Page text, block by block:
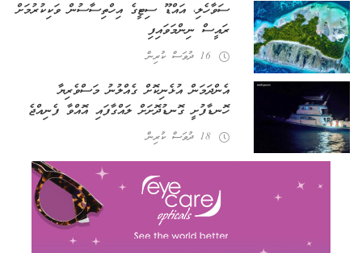
ސަވާހެލި، އައްޑޫ ސިޓީގެ އިހްތިސާސުން ވަކިކުރުމަށް
ރައީސް ނިންމަވައިފި
16 ދުވަސް ކުރިން
އެންދަމަން އުޅެނިކޮށް ގެއްލުނު މަސްވެރިޔާ
ހޮނޑާފުށީ ގޮނޑުދޮށަށް ލައްގާފައި އޮއްވާ ފެނިއްޖެ
18 ދުވަސް ކުރިން